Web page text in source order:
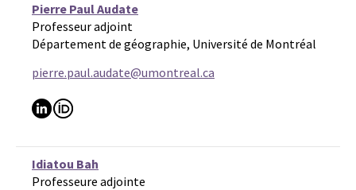
Pierre Paul Audate
Professeur adjoint
Département de géographie, Université de Montréal
pierre.paul.audate@umontreal.ca
Idiatou Bah
Professeure adjointe